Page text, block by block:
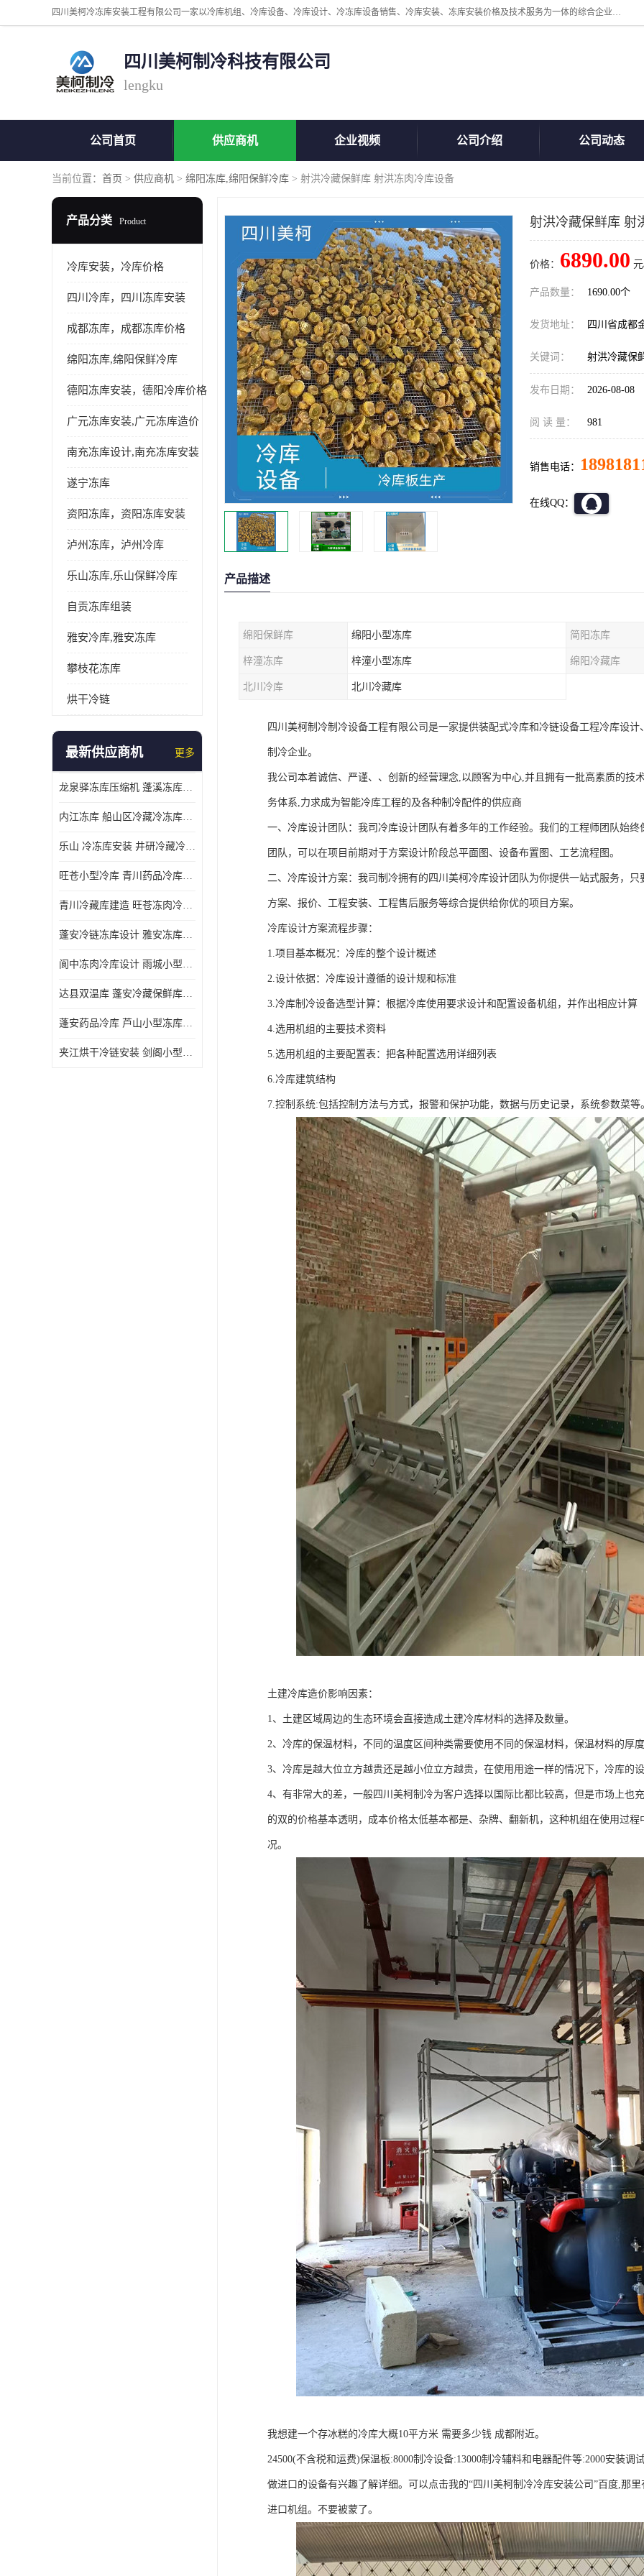
四川美柯冷冻库安装工程有限公司一家以冷库机组、冷库设备、冷库设计、冷冻库设备销售、冷库安装、冻库安装价格及技术服务为一体的综合企业，咨询热线：同等设备材料优惠10% 。公司各种类型安装组合式冷库、冷冻库、冷藏库、气调保鲜库、并提供成套设备供应、安装与调试、维护与维修、技术咨询、操作维修人员技术培训等
四川美柯制冷科技有限公司
lengku
公司首页 供应商机 企业视频 公司介绍 公司动态
当前位置： 首页 > 供应商机 > 绵阳冻库,绵阳保鲜冷库 > 射洪冷藏保鲜库 射洪冻肉冷库设备
产品分类 Product
冷库安装，冷库价格
四川冷库，四川冻库安装
成都冻库，成都冻库价格
绵阳冻库,绵阳保鲜冷库
德阳冻库安装，德阳冷库价格
广元冻库安装,广元冻库造价
南充冻库设计,南充冻库安装
遂宁冻库
资阳冻库，资阳冻库安装
泸州冻库，泸州冷库
乐山冻库,乐山保鲜冷库
自贡冻库组装
雅安冷库,雅安冻库
攀枝花冻库
烘干冷链
最新供应商机 更多
龙泉驿冻库压缩机 蓬溪冻库冷风机价格
内江冻库 船山区冷藏冷冻库安装
乐山 冷冻库安装 井研冷藏冷冻库设备 报价表
旺苍小型冷库 青川药品冷库设备 设计方案
青川冷藏库建造 旺苍冻肉冷库安装 报价表
蓬安冷链冻库设计 雅安冻库保温板安装 采摘园
阆中冻肉冷库设计 雨城小型冷库设计 农产品基地
达县双温库 蓬安冷藏保鲜库设计 报价表
蓬安药品冷库 芦山小型冻库安装 报价表
夹江烘干冷链安装 剑阁小型冷库安装 设计方案
射洪冷藏保鲜库 射
价格： 6890.00
产品数量： 1690.00个
发货地址： 四川省成都
关键词： 射洪冷藏保
发布日期： 2026-08-08
阅 读 量： 981
销售电话：
在线QQ：
产品描述
绵阳保鲜库 绵阳小型冻库 简阳冻库
梓潼冻库 梓潼小型冻库 绵阳冷藏库
北川冷库 北川冷藏库
四川美柯制冷制冷设备工程有限公司是一家提供装配式冷库和冷链设备工程冷库设
制冷企业。
我公司本着诚信、严谨、、创新的经营理念,以顾客为中心,并且拥有一批高素质的技
务体系,力求成为智能冷库工程的及各种制冷配件的供应商
一、冷库设计团队：我司冷库设计团队有着多年的工作经验。我们的工程师团队始
团队，可以在项目前期对于方案设计阶段总平面图、设备布置图、工艺流程图。
二、冷库设计方案：我司制冷拥有的四川美柯冷库设计团队为你提供一站式服务，
方案、报价、工程安装、工程售后服务等综合提供给你优的项目方案。
冷库设计方案流程步骤：
1.项目基本概况：冷库的整个设计概述
2.设计依据：冷库设计遵循的设计规和标准
3.冷库制冷设备选型计算：根据冷库使用要求设计和配置设备机组，并作出相应计算
4.选用机组的主要技术资料
5.选用机组的主要配置表：把各种配置选用详细列表
6.冷库建筑结构
7.控制系统:包括控制方法与方式，报警和保护功能，数据与历史记录，系统参数菜等
土建冷库造价影响因素：
1、土建区域周边的生态环境会直接造成土建冷库材料的选择及数量。
2、冷库的保温材料，不同的温度区间种类需要使用不同的保温材料，保温材料的厚
3、冷库是越大位立方越贵还是越小位立方越贵，在使用用途一样的情况下，冷库的
4、有非常大的差，一般四川美柯制冷为客户选择以国际比都比较高，但是市场上也
的双的价格基本透明，成本价格太低基本都是、杂牌、翻新机，这种机组在使用过
况。
我想建一个存冰糕的冷库大概10平方米 需要多少钱 成都附近。
24500(不含税和运费)保温板:8000制冷设备:13000制冷辅料和电器配件等:2000安装调
做进口的设备有兴趣了解详细。可以点击我的“四川美柯制冷冷库安装公司”百度,那
进口机组。不要被蒙了。